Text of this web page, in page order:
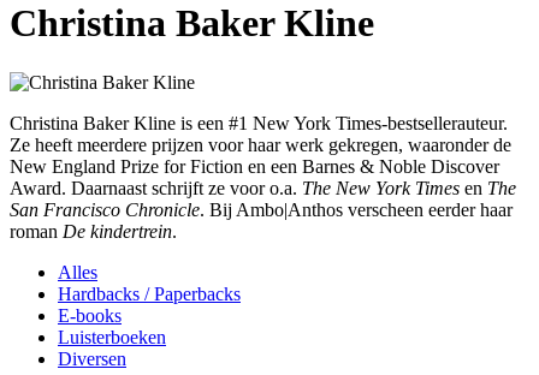
Christina Baker Kline
Christina Baker Kline is een #1 New York Times-bestsellerauteur.
Ze heeft meerdere prijzen voor haar werk gekregen, waaronder de
New England Prize for Fiction en een Barnes & Noble Discover
Award. Daarnaast schrijft ze voor o.a. The New York Times en The
San Francisco Chronicle. Bij Ambo|Anthos verscheen eerder haar
roman De kindertrein.
Alles
Hardbacks / Paperbacks
E-books
Luisterboeken
Diversen